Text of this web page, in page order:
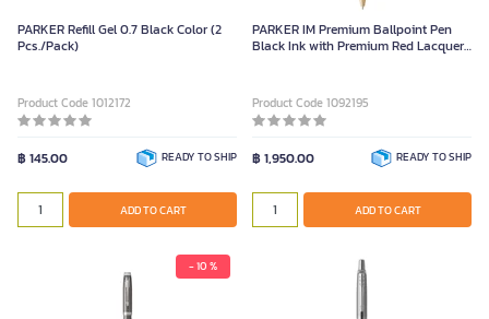
PARKER Refill Gel 0.7 Black Color (2
Pcs./Pack)
Product Code 1012172
฿ 145.00 READY TO SHIP
ADD TO CART
PARKER IM Premium Ballpoint Pen
Black Ink with Premium Red Lacquer
Product Code 1092195
฿ 1,950.00 READY TO SHIP
ADD TO CART
- 10 %